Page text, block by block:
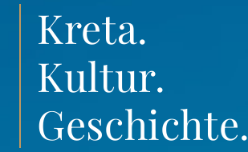
Kreta.
Kultur.
Geschichte.